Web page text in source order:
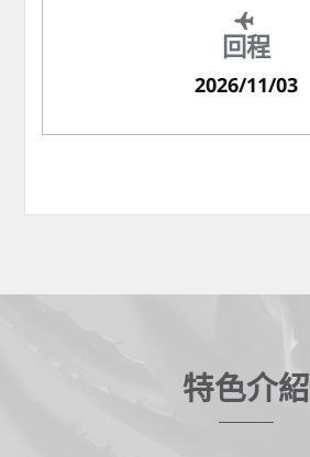
回程
2026/11/03
特色介紹